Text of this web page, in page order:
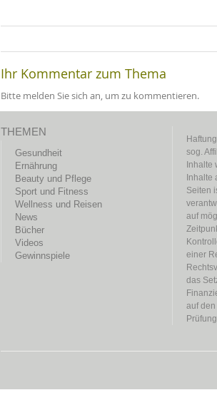
Ihr Kommentar zum Thema
Bitte melden Sie sich an, um zu kommentieren.
THEMEN
Gesundheit
Ernährung
Beauty und Pflege
Sport und Fitness
Wellness und Reisen
News
Bücher
Videos
Gewinnspiele
sog.
Inhalte
Inhalte
Seiten
auf
einer
das
auf